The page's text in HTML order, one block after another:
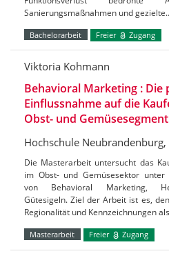
Sanierungsmaßnahmen und
Bachelorarbeit Freier Zugang
Viktoria Kohmann
Behavioral Marketing : Die
Einflussnahme auf die
Obst- und Gemüsesegment
Hochschule
Die Masterarbeit untersucht das
im Obst- und Gemüsesektor unter
von Behavioral Marketing,
Gütesigeln. Ziel der Arbeit ist es,
Regionalität und Kennzeichnungen
Masterarbeit Freier Zugang